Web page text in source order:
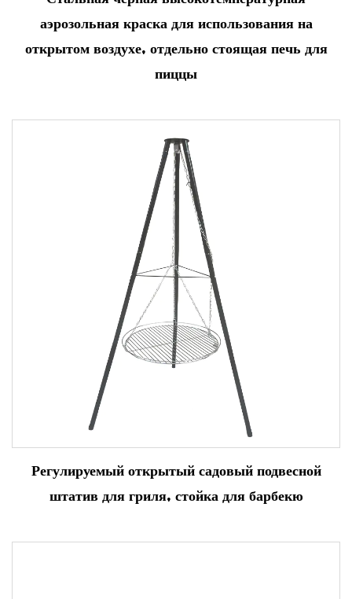
аэрозольная краска для использования на
открытом воздухе, отдельно стоящая печь для
пиццы
Регулируемый открытый садовый подвесной
штатив для гриля, стойка для барбекю